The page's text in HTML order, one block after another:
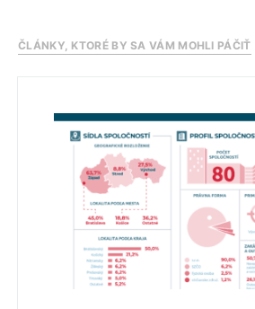
ČLÁNKY, KTORÉ BY SA VÁM MOHLI PÁČIŤ